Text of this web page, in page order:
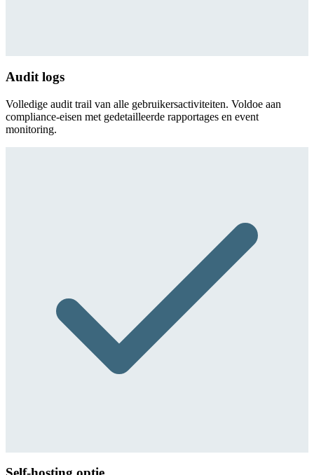
Audit logs
Volledige audit trail van alle gebruikersactiviteiten. Voldoe aan
compliance-eisen met gedetailleerde rapportages en event
monitoring.